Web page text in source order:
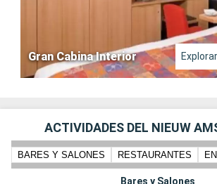
Gran Cabina Interior Explorar
ACTIVIDADES DEL NIEUW
BARES Y SALONES RESTAURANTES
Bares y Salones